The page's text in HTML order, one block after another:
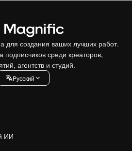
для создания ваших лучших работ.
среди креаторов,
агентств и студий.
Pусский
ИИ